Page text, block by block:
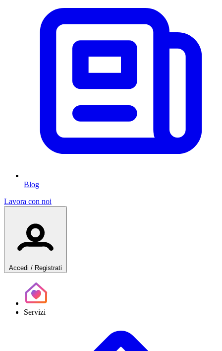
Blog
Lavora con noi
Accedi / Registrati
Servizi